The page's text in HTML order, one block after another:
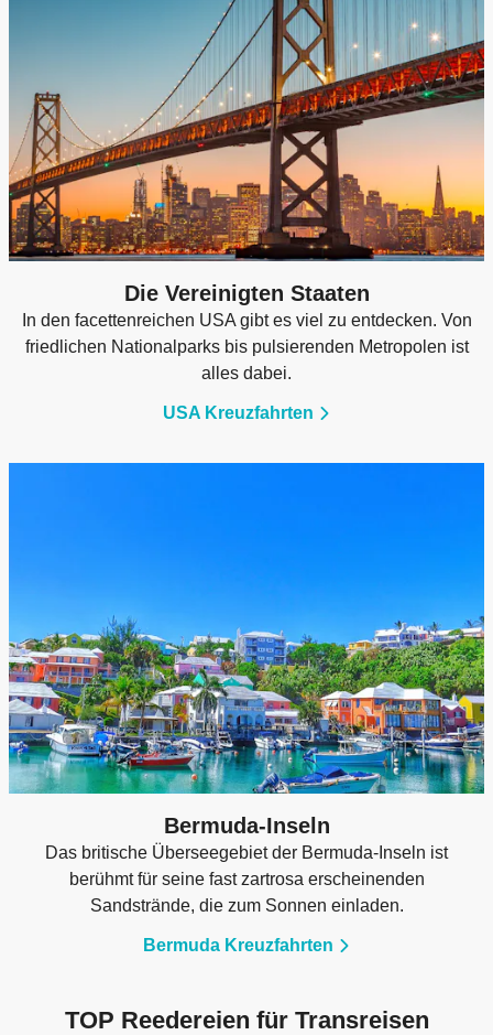
Die Vereinigten Staaten
In den facettenreichen USA gibt es viel zu entdecken. Von
friedlichen Nationalparks bis pulsierenden Metropolen ist
alles dabei.
USA Kreuzfahrten
Bermuda-Inseln
Das britische Überseegebiet der Bermuda-Inseln ist
berühmt für seine fast zartrosa erscheinenden
Sandstrände, die zum Sonnen einladen.
Bermuda Kreuzfahrten
TOP Reedereien für Transreisen